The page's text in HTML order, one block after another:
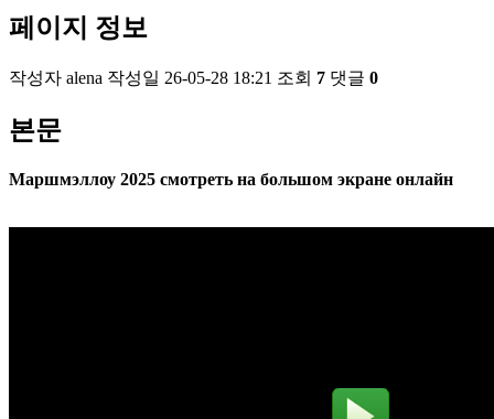
페이지 정보
작성자 alena 작성일 26-05-28 18:21 조회 7 댓글 0
본문
Маршмэллоу 2025 смотреть на большом экране онлайн